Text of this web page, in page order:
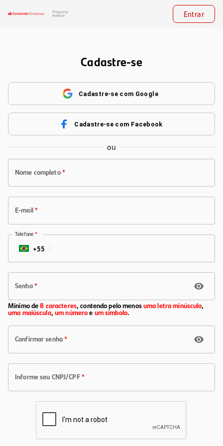
Entrar
Cadastre-se
Cadastre-se com Google
Cadastre-se com Facebook
ou
Nome completo*
E-mail*
Telefone *
BR +55
Senha*
Mínimo de8 caracteres,contendo pelo menosuma letra minúscula,
uma maiúscula, um númeroe um símbolo.
Confirmar senha*
Informe seu CNPJ/CPF*